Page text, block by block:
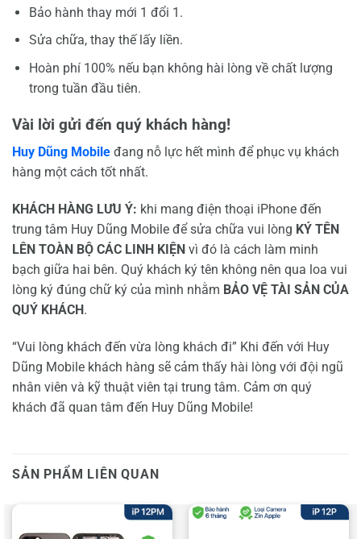
Bảo hành thay mới 1 đổi 1.
Sửa chữa, thay thế lấy liền.
Hoàn phí 100% nếu bạn không hài lòng về chất lượng
trong tuần đầu tiên.
Vài lời gửi đến quý khách hàng!
Huy Dũng Mobile đang nỗ lực hết mình để phục vụ khách
hàng một cách tốt nhất.
KHÁCH HÀNG LƯU Ý: khi mang điện thoại iPhone đến
trung tâm Huy Dũng Mobile để sửa chữa vui lòng KÝ TÊN
LÊN TOÀN BỘ CÁC LINH KIỆN vì đó là cách làm minh
bạch giữa hai bên. Quý khách ký tên không nên qua loa vui
lòng ký đúng chữ ký của mình nhằm BẢO VỆ TÀI SẢN CỦA
QUÝ KHÁCH .
“Vui lòng khách đến vừa lòng khách đi” Khi đến với Huy
Dũng Mobile khách hàng sẽ cảm thấy hài lòng với đội ngũ
nhân viên và kỹ thuật viên tại trung tâm. Cảm ơn quý
khách đã quan tâm đến Huy Dũng Mobile!
SẢN PHẨM LIÊN QUAN